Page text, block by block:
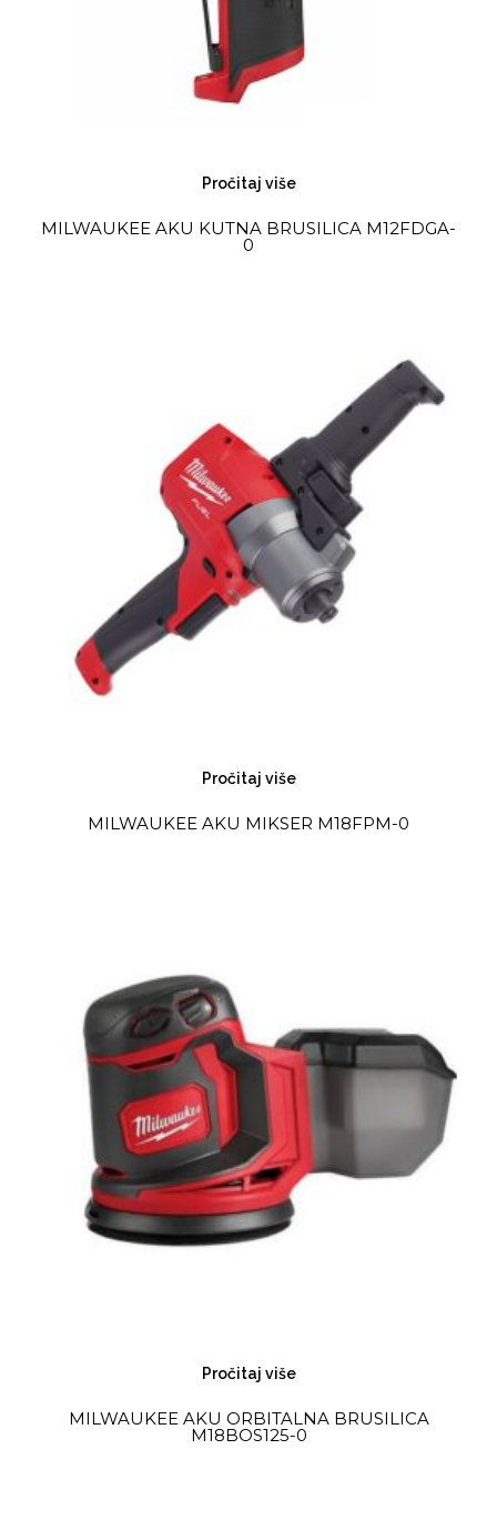
Pročitaj više
MILWAUKEE AKU KUTNA BRUSILICA M12FDGA-
0
Pročitaj više
MILWAUKEE AKU MIKSER M18FPM-0
Pročitaj više
MILWAUKEE AKU ORBITALNA BRUSILICA
M18BOS125-0